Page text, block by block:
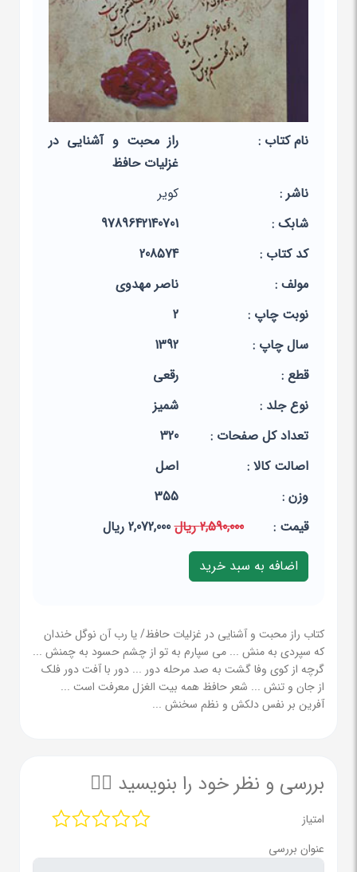
نام کتاب :
راز محبت و آشنایی در
غزلیات حافظ
ناشر :
کویر
شابک :
9789642140701
کد کتاب :
208574
مولف :
ناصر مهدوی
نوبت چاپ :
2
سال چاپ :
1392
قطع :
رقعی
نوع جلد :
شمیز
تعداد کل صفحات :
320
اصالت کالا :
اصل
وزن :
355
قيمت :
2,590,000 ریال 2,072,000 ریال
کتاب راز محبت و آشنایی در غزلیات حافظ/ یا رب آن نوگل خندان
که سپردی به منش ... می سپارم به تو از چشم حسود به چمنش ...
گرچه از کوی وفا گشت به صد مرحله دور ... دور با آفت دور فلک
از جان و تنش ... شعر حافظ همه بیت الغزل معرفت است ...
آفرین بر نفس دلکش و نظم سخنش ...
بررسی و نظر خود را بنویسید ✍🏻
امتیاز
عنوان بررسی